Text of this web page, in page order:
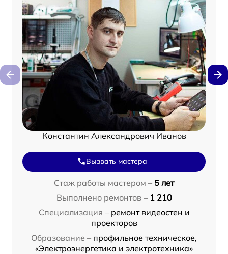
Константин Александрович Иванов
Вызвать мастера
Стаж работы мастером – 5 лет
Выполнено ремонтов – 1 210
Специализация – ремонт видеостен и
проекторов
Образование – профильное техническое,
«Электроэнергетика и электротехника»